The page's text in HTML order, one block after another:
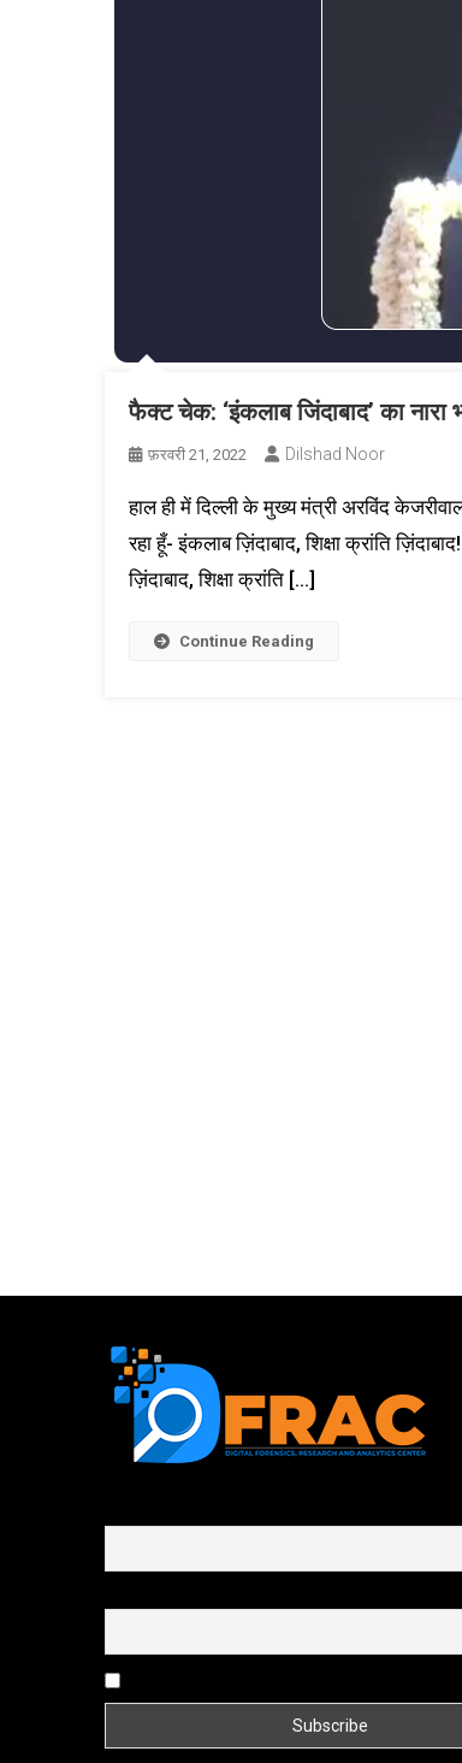
फैक्ट चेक: ‘इंकलाब जिंदाबाद’ का नारा
फ़रवरी 21, 2022 Dilshad Noor
हाल ही में दिल्ली के मुख्य मंत्री अरविंद
रहा हूँ- इंकलाब ज़िंदाबाद, शिक्षा क्रांति
ज़िंदाबाद, शिक्षा क्रांति […]
Continue Reading